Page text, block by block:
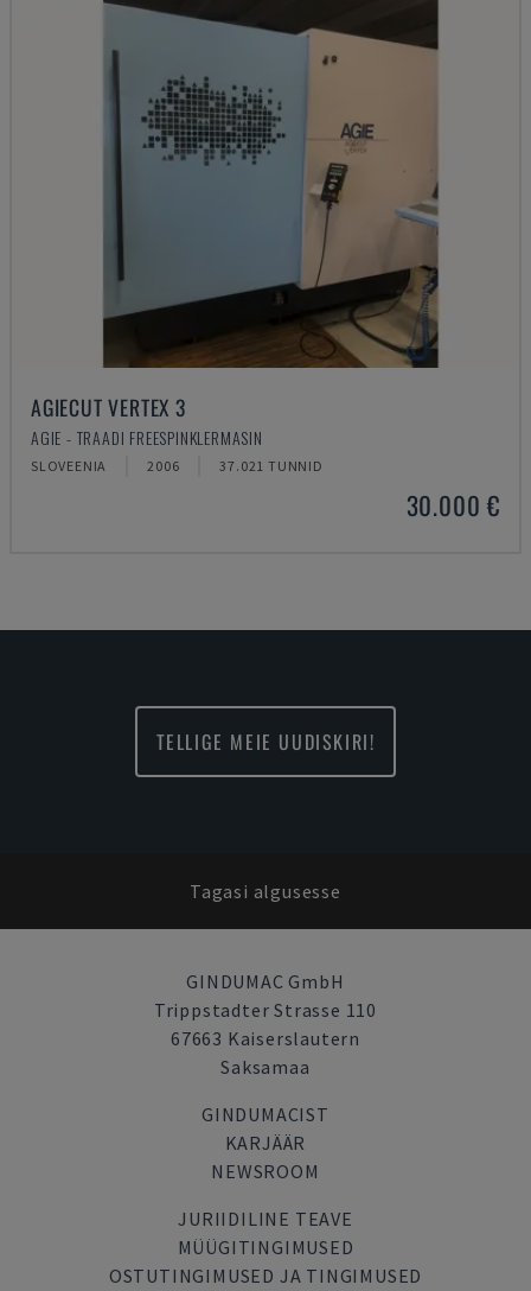
AGIECUT VERTEX 3
AGIE - TRAADI FREESPINKLERMASIN
SLOVEENIA 2006 37.021 TUNNID
30.000 €
TELLIGE MEIE UUDISKIRI!
Tagasi algusesse
GINDUMAC GmbH
Trippstadter Strasse 110
67663 Kaiserslautern
Saksamaa
GINDUMACIST
KARJÄÄR
NEWSROOM
JURIIDILINE TEAVE
MÜÜGITINGIMUSED
OSTUTINGIMUSED JA TINGIMUSED